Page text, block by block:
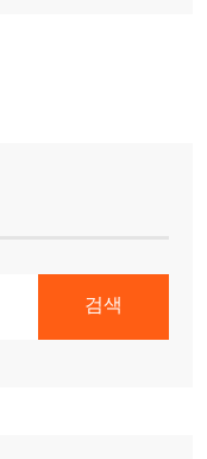
검색